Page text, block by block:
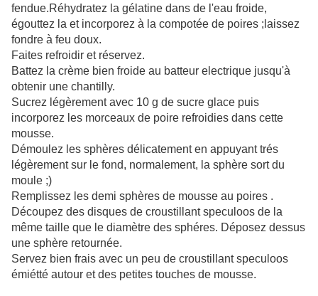
fendue.Réhydratez la gélatine dans de l'eau froide,
égouttez la et incorporez à la compotée de poires ;laissez
fondre à feu doux.
Faites refroidir et réservez.
Battez la crème bien froide au batteur electrique jusqu'à
obtenir une chantilly.
Sucrez légèrement avec 10 g de sucre glace puis
incorporez les morceaux de poire refroidies dans cette
mousse.
Démoulez les sphères délicatement en appuyant trés
légèrement sur le fond, normalement, la sphère sort du
moule ;)
Remplissez les demi sphères de mousse au poires .
Découpez des disques de croustillant speculoos de la
même taille que le diamètre des sphéres. Déposez dessus
une sphère retournée.
Servez bien frais avec un peu de croustillant speculoos
émiétté autour et des petites touches de mousse.